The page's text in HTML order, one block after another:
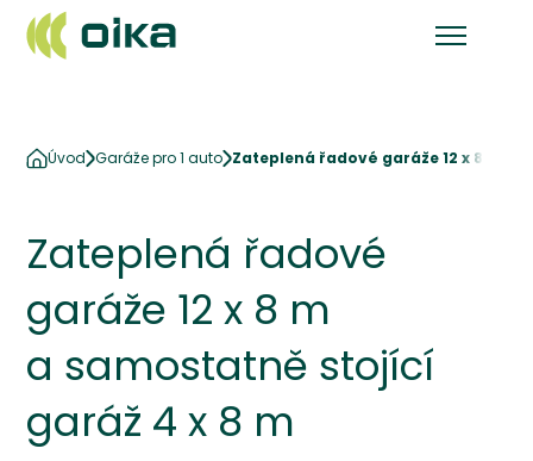
Úvod Garáže pro 1 auto Zateplená řadové garáže 12 x 8 m a
Zateplená řadové
garáže 12 x 8 m
a samostatně stojící
garáž 4 x 8 m